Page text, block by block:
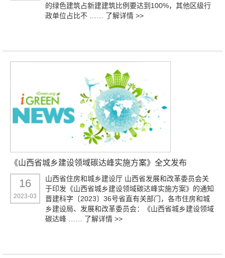
的绿色建筑占新建建筑比例要达到100%，其他区级行
政单位占比不 …… 了解详情 >>
《山西省城乡建设领域碳达峰实施方案》全文发布
16
2023-03
山西省住房和城乡建设厅 山西省发展和改革委员会关
于印发《山西省城乡建设领域碳达峰实施方案》的通知
晋建科字〔2023〕36号省直有关部门，各市住房和城
乡建设局、发展和改革委员会：《山西省城乡建设领域
碳达峰 …… 了解详情 >>